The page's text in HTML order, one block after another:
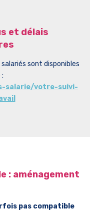
et délais
sont disponibles
salarie/votre-suivi-
: aménagement
pas compatible